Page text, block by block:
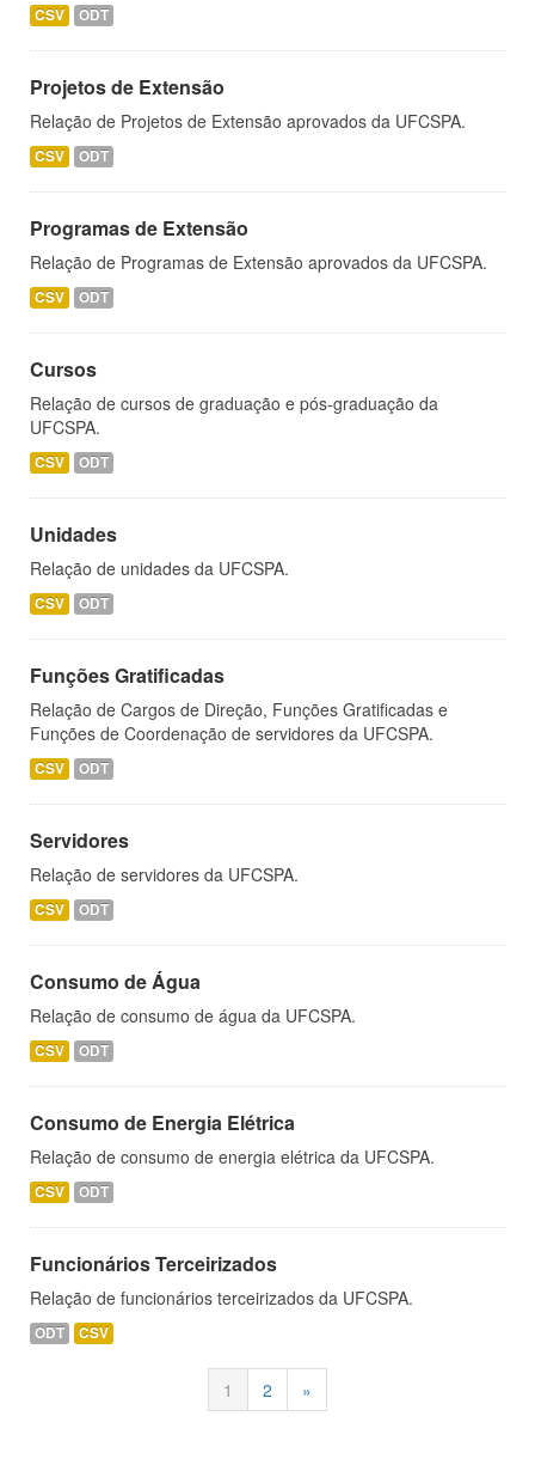
CSV ODT
Projetos de Extensão
Relação de Projetos de Extensão aprovados da UFCSPA.
CSV ODT
Programas de Extensão
Relação de Programas de Extensão aprovados da UFCSPA.
CSV ODT
Cursos
Relação de cursos de graduação e pós-graduação da
UFCSPA.
CSV ODT
Unidades
Relação de unidades da UFCSPA.
CSV ODT
Funções Gratificadas
Relação de Cargos de Direção, Funções Gratificadas e
Funções de Coordenação de servidores da UFCSPA.
CSV ODT
Servidores
Relação de servidores da UFCSPA.
CSV ODT
Consumo de Água
Relação de consumo de água da UFCSPA.
CSV ODT
Consumo de Energia Elétrica
Relação de consumo de energia elétrica da UFCSPA.
CSV ODT
Funcionários Terceirizados
Relação de funcionários terceirizados da UFCSPA.
ODT CSV
1 2 »